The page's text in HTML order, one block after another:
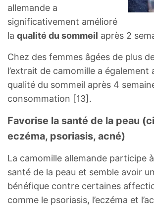
allemande a
significativement amélioré
la qualité du sommeil après 2
Chez des femmes âgées de plus
l’extrait de camomille a également
qualité du sommeil après 4
consommation [13].
Favorise la santé de la peau
eczéma, psoriasis, acné)
La camomille allemande participe
santé de la peau et semble avoir
bénéfique contre certaines
comme le psoriasis, l’eczéma et